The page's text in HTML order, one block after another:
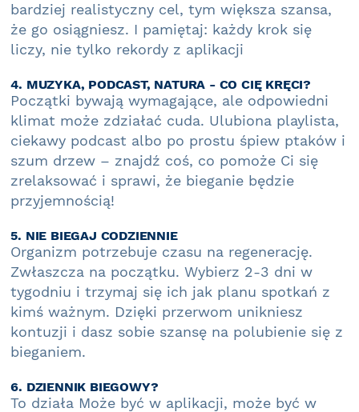
bardziej realistyczny cel, tym większa szansa,
że go osiągniesz. I pamiętaj: każdy krok się
liczy, nie tylko rekordy z aplikacji
4. MUZYKA, PODCAST, NATURA - CO CIĘ KRĘCI?
Początki bywają wymagające, ale odpowiedni
klimat może zdziałać cuda. Ulubiona playlista,
ciekawy podcast albo po prostu śpiew ptaków i
szum drzew – znajdź coś, co pomoże Ci się
zrelaksować i sprawi, że bieganie będzie
przyjemnością!
5. NIE BIEGAJ CODZIENNIE
Organizm potrzebuje czasu na regenerację.
Zwłaszcza na początku. Wybierz 2-3 dni w
tygodniu i trzymaj się ich jak planu spotkań z
kimś ważnym. Dzięki przerwom unikniesz
kontuzji i dasz sobie szansę na polubienie się z
bieganiem.
6. DZIENNIK BIEGOWY?
To działa Może być w aplikacji, może być w